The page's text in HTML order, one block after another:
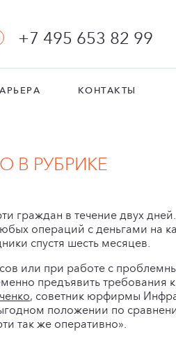
+7 495 653 82 99
КОНТАКТЫ
В РУБРИКЕ
граждан в течение двух
операций с деньгами на
спустя шесть месяцев.
или при работе с
предъявить требования к
, советник юрфирмы
положении по
так же оперативно».